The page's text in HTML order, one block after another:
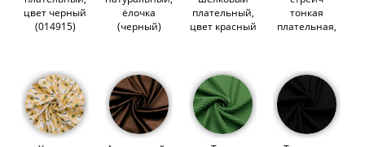
цвет черный
(014915)
ёлочка
(черный)
плательный,
цвет красный
тонкая
плательная,